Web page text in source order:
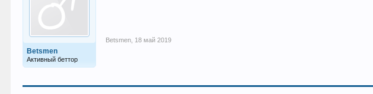
Betsmen
Активный беттор
Betsmen 18 май 2019